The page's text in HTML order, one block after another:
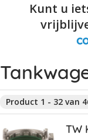
Kunt u
Product 1 - 32 van
TW